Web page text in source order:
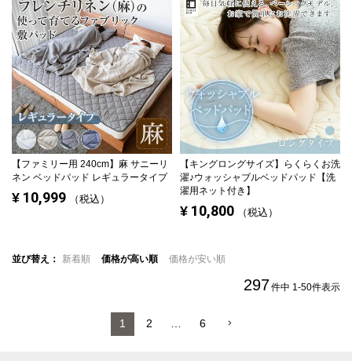
【ファミリー用 240cm】 麻 サニーリ
ネン ベッドパッド レギュラータイプ
¥ 10,999 税込
【キングロングサイズ】
らくらくお洗
濯♪ウォッシャブルベッドパッド【洗
濯用ネット付き】
¥ 10,800 税込
並び替え 新着順 価格が高い順 価格が安い順
297件中 1 -50件表示
1 2 6